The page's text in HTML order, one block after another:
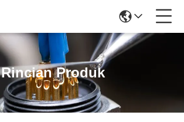
Rincian Produk